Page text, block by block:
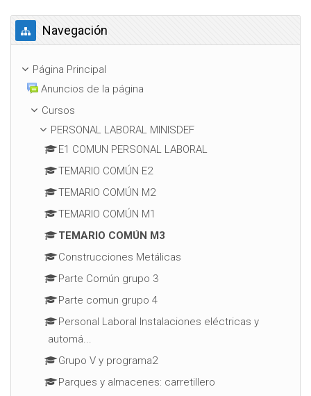
Salta Navegación
Navegación
Página Principal
Anuncios de la página
Cursos
PERSONAL LABORAL MINISDEF
E1 COMUN PERSONAL LABORAL
TEMARIO COMÚN E2
TEMARIO COMÚN M2
TEMARIO COMÚN M1
TEMARIO COMÚN M3
Construcciones Metálicas
Parte Común grupo 3
Parte comun grupo 4
Personal Laboral Instalaciones eléctricas y
automá...
Grupo V y programa2
Parques y almacenes: carretillero